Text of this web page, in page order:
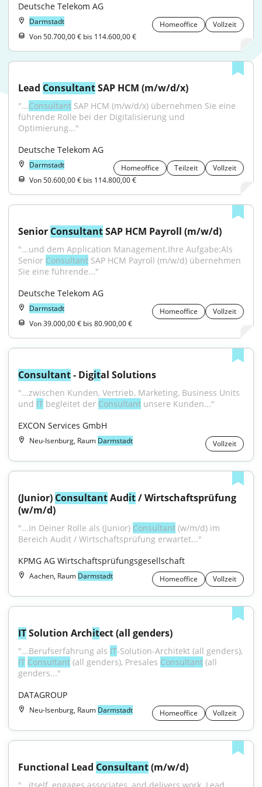
Deutsche Telekom AG
Darmstadt Homeoffice
Vollzeit
Von 50.700,00 € bis 114.600,00 €
Lead Consultant SAP HCM (m/w/d/x)
"...Consultant SAP HCM (m/w/d/x) übernehmen Sie eine
führende Rolle bei der Digitalisierung und
Optimierung..."
Deutsche Telekom AG
Darmstadt Homeoffice Teilzeit
Vollzeit
Von 50.600,00 € bis 114.800,00 €
Senior Consultant SAP HCM Payroll (m/w/d)
"...und dem Application Management.Ihre Aufgabe:Als
Senior Consultant SAP HCM Payroll (m/w/d) übernehmen
Sie eine führende..."
Deutsche Telekom AG
Darmstadt Homeoffice
Vollzeit
Von 39.000,00 € bis 80.900,00 €
Consultant - Digital Solutions
"...zwischen Kunden, Vertrieb, Marketing, Business Units
und IT begleitet der Consultant unsere Kunden..."
EXCON Services GmbH
Neu-Isenburg, Raum Darmstadt Vollzeit
(Junior) Consultant Audit / Wirtschaftsprüfung
(w/m/d)
"...In Deiner Rolle als (Junior) Consultant (w/m/d) im
Bereich Audit / Wirtschaftsprüfung erwartet..."
KPMG AG Wirtschaftsprüfungsgesellschaft
Aachen, Raum Darmstadt Homeoffice Vollzeit
IT Solution Architect (all genders)
"...Berufserfahrung als IT
IT Consultant (all genders), Presales Consultant (all
genders..."
DATAGROUP
Neu-Isenburg, Raum Darmstadt Homeoffice Vollzeit
Functional Lead Consultant (m/w/d)